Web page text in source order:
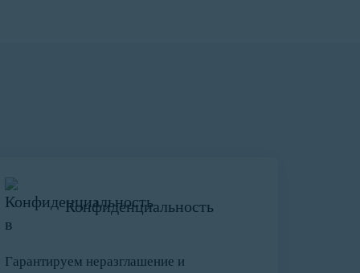
Конфиденциальность
Гарантируем неразглашение и